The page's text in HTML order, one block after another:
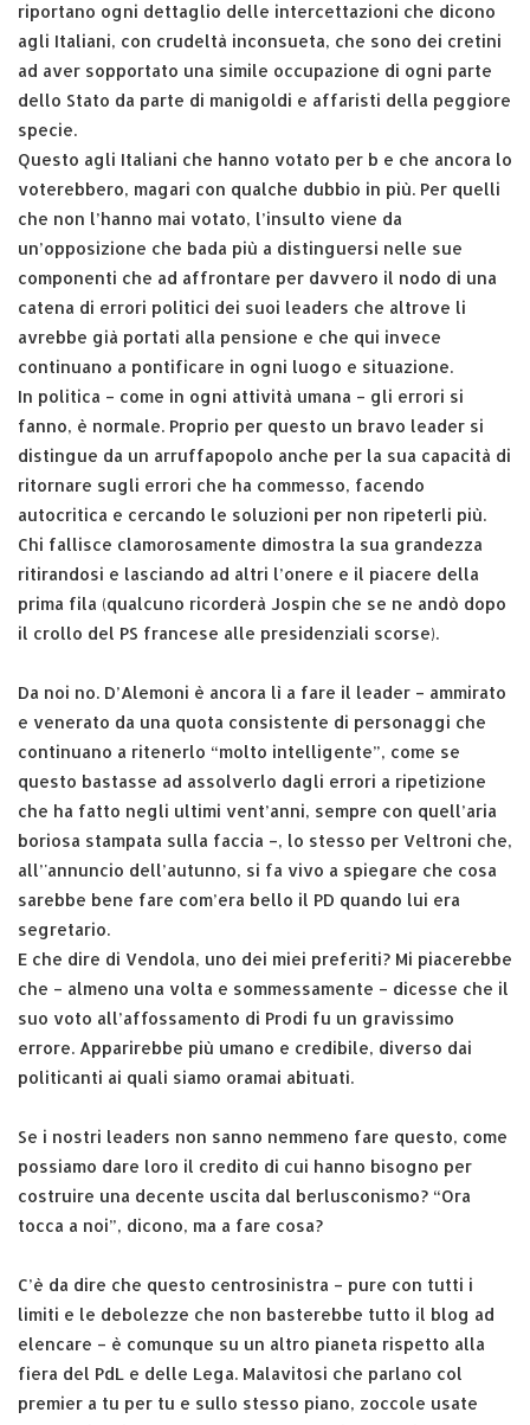
riportano ogni dettaglio delle intercettazioni che dicono
agli Italiani, con crudeltà inconsueta, che sono dei cretini
ad aver sopportato una simile occupazione di ogni parte
dello Stato da parte di manigoldi e affaristi della peggiore
specie.
Questo agli Italiani che hanno votato per b e che ancora lo
voterebbero, magari con qualche dubbio in più. Per quelli
che non l’hanno mai votato, l’insulto viene da
un’opposizione che bada più a distinguersi nelle sue
componenti che ad affrontare per davvero il nodo di una
catena di errori politici dei suoi leaders che altrove li
avrebbe già portati alla pensione e che qui invece
continuano a pontificare in ogni luogo e situazione.
In politica – come in ogni attività umana – gli errori si
fanno, è normale. Proprio per questo un bravo leader si
distingue da un arruffapopolo anche per la sua capacità di
ritornare sugli errori che ha commesso, facendo
autocritica e cercando le soluzioni per non ripeterli più.
Chi fallisce clamorosamente dimostra la sua grandezza
ritirandosi e lasciando ad altri l’onere e il piacere della
prima fila (qualcuno ricorderà Jospin che se ne andò dopo
il crollo del PS francese alle presidenziali scorse).
Da noi no. D’Alemoni è ancora lì a fare il leader – ammirato
e venerato da una quota consistente di personaggi che
continuano a ritenerlo “molto intelligente”, come se
questo bastasse ad assolverlo dagli errori a ripetizione
che ha fatto negli ultimi vent’anni, sempre con quell’aria
boriosa stampata sulla faccia –, lo stesso per Veltroni che,
all’'annuncio dell’autunno, si fa vivo a spiegare che cosa
sarebbe bene fare com’era bello il PD quando lui era
segretario.
E che dire di Vendola, uno dei miei preferiti? Mi piacerebbe
che – almeno una volta e sommessamente – dicesse che il
suo voto all’affossamento di Prodi fu un gravissimo
errore. Apparirebbe più umano e credibile, diverso dai
politicanti ai quali siamo oramai abituati.
Se i nostri leaders non sanno nemmeno fare questo, come
possiamo dare loro il credito di cui hanno bisogno per
costruire una decente uscita dal berlusconismo? “Ora
tocca a noi”, dicono, ma a fare cosa?
C’è da dire che questo centrosinistra – pure con tutti i
limiti e le debolezze che non basterebbe tutto il blog ad
elencare – è comunque su un altro pianeta rispetto alla
fiera del PdL e delle Lega. Malavitosi che parlano col
premier a tu per tu e sullo stesso piano, zoccole usate